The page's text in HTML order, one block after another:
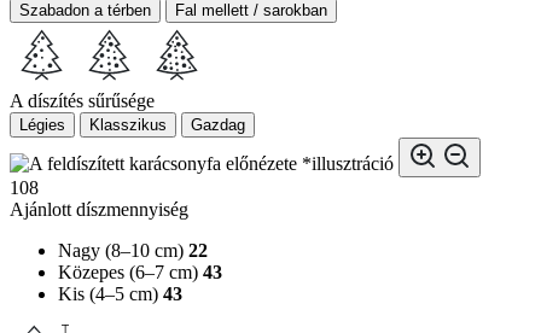
Szabadon a térben Fal mellett / sarokban
A díszítés sűrűsége
Légies Klasszikus Gazdag
*illusztráció
108
Ajánlott díszmennyiség
Nagy (8–10 cm) 22
Közepes (6–7 cm) 43
Kis (4–5 cm) 43